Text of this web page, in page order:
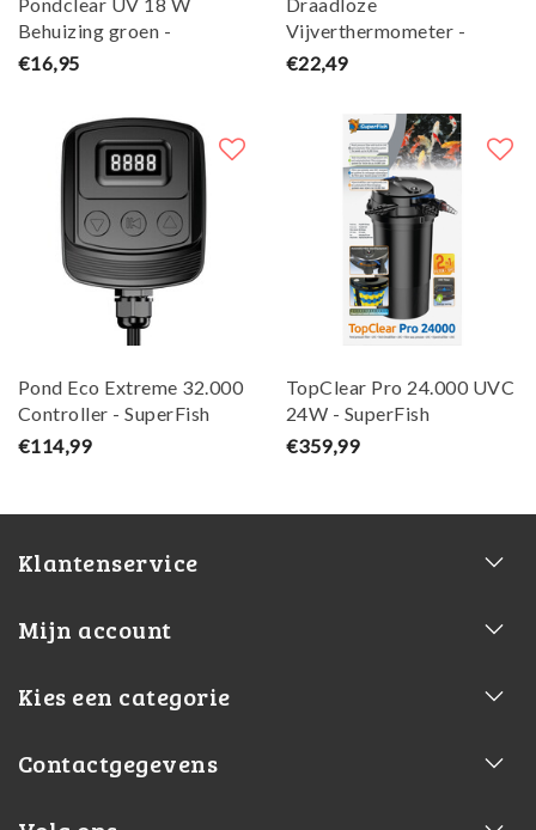
Behuizing groen -
Superfish
€16,95
Vijverthermometer -
Superfish
€22,49
Pond Eco Extreme 32.000
Controller - SuperFish
€114,99
TopClear Pro 24.000 UVC
24W - SuperFish
€359,99
Klantenservice
Mijn account
Kies een categorie
Contactgegevens